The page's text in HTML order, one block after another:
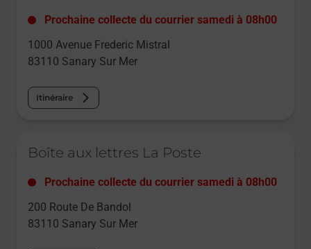
Prochaine collecte du courrier samedi à 08h00
1000 Avenue Frederic Mistral
83110 Sanary Sur Mer
Itinéraire
Boîte aux lettres La Poste
Prochaine collecte du courrier samedi à 08h00
200 Route De Bandol
83110 Sanary Sur Mer